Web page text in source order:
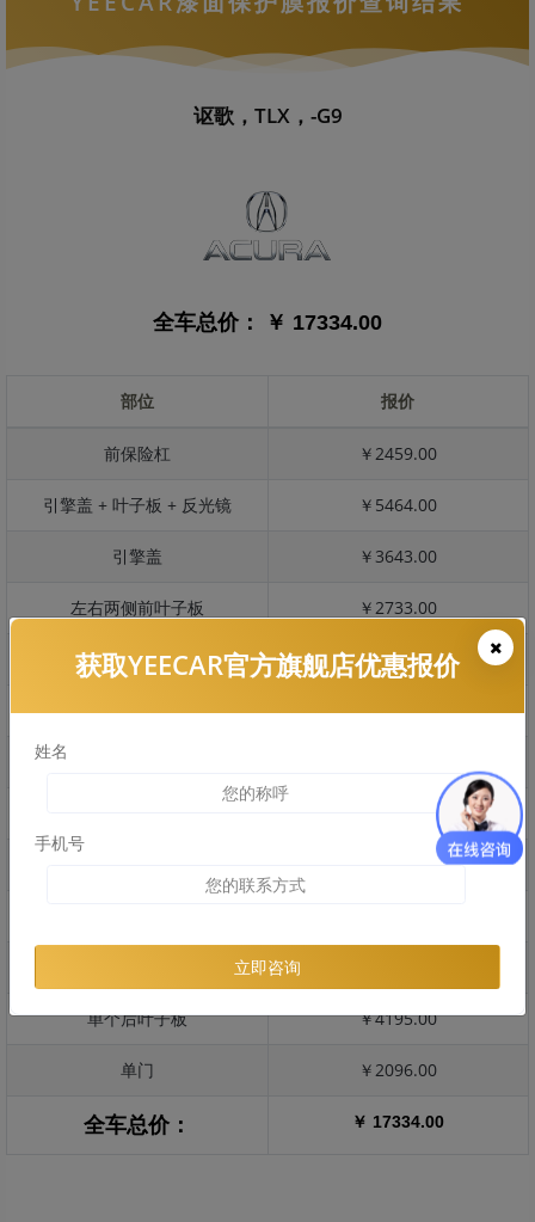
讴歌，TLX，-G9
全车总价： ￥ 17334.00
部位 报价
前保险杠 ￥2459.00
引擎盖 + 叶子板 + 反光镜 ￥5464.00
引擎盖 ￥3643.00
左右两侧前叶子板 ￥2733.00
反光镜 ￥546.00
后保险杠 ￥2220.00
￥1773.00
￥3953.00
单个后叶子板 ￥4195.00
单门 ￥2096.00
全车总价： ￥ 17334.00
获取YEECAR官方旗舰店优惠报价
姓名
手机号
立即咨询